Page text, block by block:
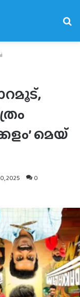
മെയ്
2025
0